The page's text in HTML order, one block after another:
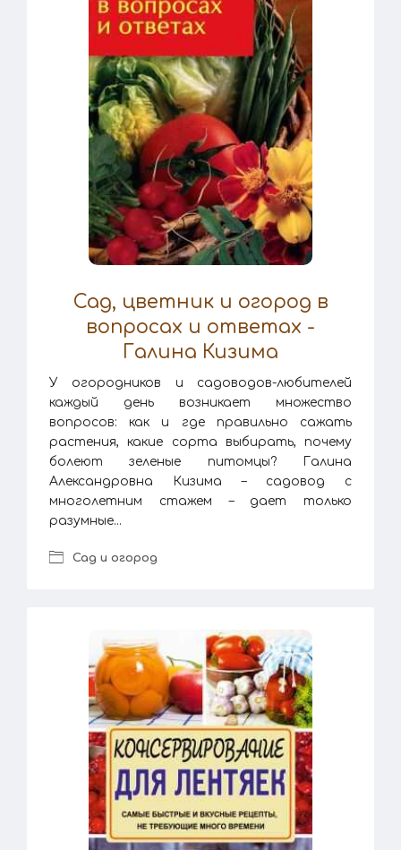
Сад, цветник и огород в
вопросах и ответах -
Галина Кизима
У огородников и садоводов-любителей
каждый день возникает множество
вопросов: как и где правильно сажать
растения, какие сорта выбирать, почему
болеют зеленые питомцы? Галина
Александровна Кизима – садовод с
многолетним стажем – дает только
разумные...
Сад и огород